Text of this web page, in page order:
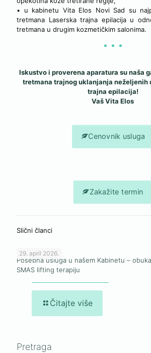
• u kabinetu Vita Elos Novi Sad su
tretmana Laserska trajna epilacija u
tretmana u drugim kozmetičkim salonima.
Iskustvo i proverena aparatura su naša
tretmana trajnog uklanjanja neželjenih
trajna epilacija!
Vaš Vita Elos
Cenovnik usluga
Zakažite termin
Slični članci
29. april 2026.
Posebna usluga u našem Kabinetu –
SMAS lifting terapiju
Čitajte više
Pretraga